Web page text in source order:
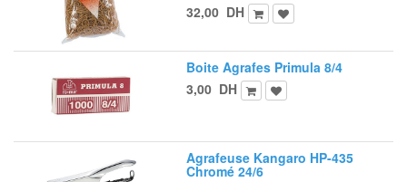
32,00 DH
Boite Agrafes Primula 8/4
3,00 DH
Agrafeuse Kangaro HP-435
Chromé 24/6